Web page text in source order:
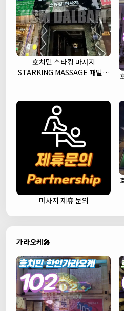
호치민 스타킹 마사지
STARKING MASSAGE 때밀이
마사지 제휴 문의
가라오케🎤